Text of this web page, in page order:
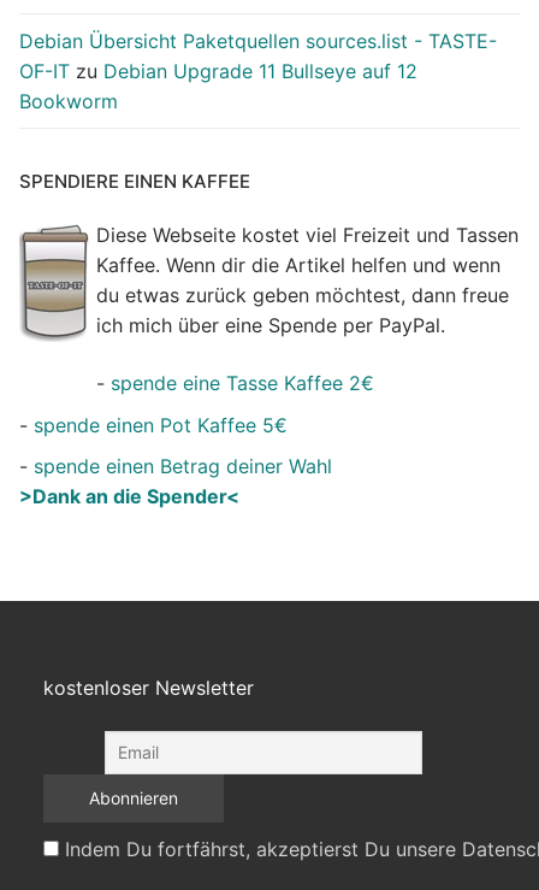
Debian Übersicht Paketquellen sources.list - TASTE-
OF-IT zu Debian Upgrade 11 Bullseye auf 12
Bookworm
SPENDIERE EINEN KAFFEE
Diese Webseite kostet viel Freizeit und Tassen
Kaffee. Wenn dir die Artikel helfen und wenn
du etwas zurück geben möchtest, dann freue
ich mich über eine Spende per PayPal.
- spende eine Tasse Kaffee 2€
- spende einen Pot Kaffee 5€
- spende einen Betrag deiner Wahl
>Dank an die Spender<
kostenloser Newsletter
Indem Du fortfährst, akzeptierst Du unsere